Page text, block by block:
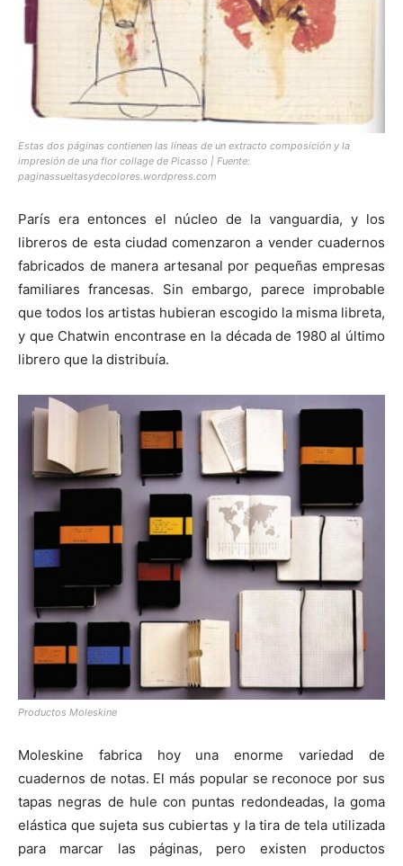
Estas dos páginas contienen las líneas de un extracto composición y la
impresión de una flor collage de Picasso | Fuente:
paginassueltasydecolores.wordpress.com
París era entonces el núcleo de la vanguardia, y los
libreros de esta ciudad comenzaron a vender cuadernos
fabricados de manera artesanal por pequeñas empresas
familiares francesas. Sin embargo, parece improbable
que todos los artistas hubieran escogido la misma libreta,
y que Chatwin encontrase en la década de 1980 al último
librero que la distribuía.
Productos Moleskine
Moleskine fabrica hoy una enorme variedad de
cuadernos de notas. El más popular se reconoce por sus
tapas negras de hule con puntas redondeadas, la goma
elástica que sujeta sus cubiertas y la tira de tela utilizada
para marcar las páginas, pero existen productos